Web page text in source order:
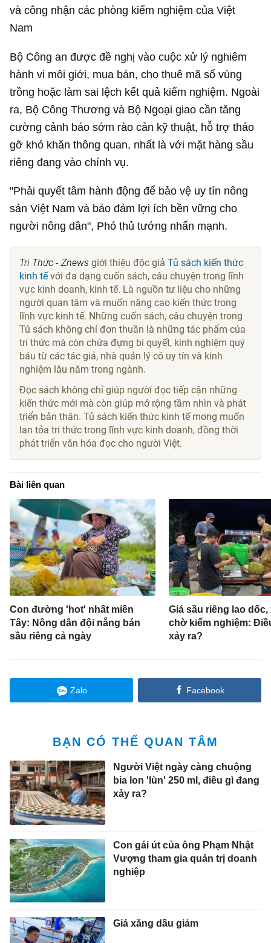
và công nhận các phòng kiểm nghiệm của Việt
Nam
Bộ Công an được đề nghị vào cuộc xử lý nghiêm
hành vi môi giới, mua bán, cho thuê mã số vùng
trồng hoặc làm sai lệch kết quả kiểm nghiệm. Ngoài
ra, Bộ Công Thương và Bộ Ngoại giao cần tăng
cường cảnh báo sớm rào cản kỹ thuật, hỗ trợ tháo
gỡ khó khăn thông quan, nhất là với mặt hàng sầu
riêng đang vào chính vụ.
"Phải quyết tâm hành động để bảo vệ uy tín nông
sản Việt Nam và bảo đảm lợi ích bền vững cho
người nông dân", Phó thủ tướng nhấn mạnh.
Tri Thức - Znews giới thiệu độc giảTủ sách kiến thức
kinh tếvới đa dạng cuốn sách, câu chuyện trong lĩnh
vực kinh doanh, kinh tế. Là nguồn tư liệu cho những
người quan tâm và muốn nâng cao kiến thức trong
lĩnh vực kinh tế. Những cuốn sách, câu chuyện trong
Tủ sách không chỉ đơn thuần là những tác phẩm của
tri thức mà còn chứa đựng bí quyết, kinh nghiệm quý
báu từ các tác giả, nhà quản lý có uy tín và kinh
nghiệm lâu năm trong ngành.
Đọc sách không chỉ giúp người đọc tiếp cận những
kiến thức mới mà còn giúp mở rộng tầm nhìn và phát
triển bản thân. Tủ sách kiến thức kinh tế mong muốn
lan tỏa tri thức trong lĩnh vực kinh doanh, đồng thời
phát triển văn hóa đọc cho người Việt.
Bài liên quan
Con đường 'hot' nhất miền
Tây: Nông dân đội nắng bán
sầu riêng cả ngày
Giá sầu riêng lao
chờ kiểm nghiệm:
xảy ra?
Zalo Facebook
BẠN CÓ THỂ QUAN TÂM
Người Việt ngày càng chuộng
bia lon 'lùn' 250 ml, điều gì đang
xảy ra?
Con gái út của ông Phạm Nhật
Vượng tham gia quản trị doanh
nghiệp
Giá xăng dầu giảm